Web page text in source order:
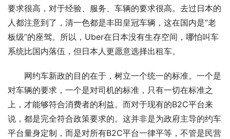
要求很高，对于经验、服务、车辆的要求很高。去过日本的
人都注意到了，清一色都是丰田皇冠车辆，这在国内是“老
板级”的座驾。所以，Uber在日本没有生存空间，哪怕叫车
系统比国内落伍，但日本人更愿意选择出租车。
网约车新政的目的在于，树立一个统一的标准。一个是
对车辆的要求，一个是对司机的标准，只有一切在标准之
上，才能够符合消费者的利益。而对于现有的B2C平台来
说，都是完全符合政策要求的。这并非是为政府主导的约车
平台量身定制，而是对所有B2C平台一律平等，不管是民营